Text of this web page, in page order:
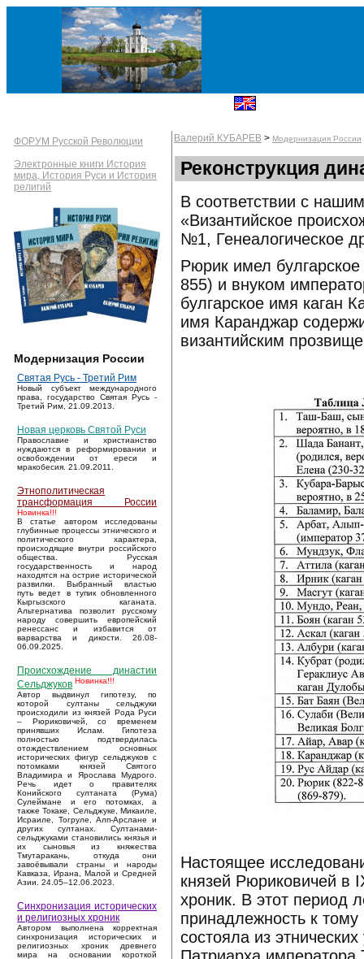
ФОРУМ Русской Революции
Электронные книги История
мира, История Руси и История
религий
Модернизация России
Святая Русь - Третий Рим
Новый субъект международного
права, государство Святая Русь -
Третий Рим, 21.09.2013.
Новая церковь Святой Руси
Православие и христианство
нуждаются в реформировании и
освобождении от ереси и
мракобесия. 21.09.2011.
Этнополитическая
трансформация России
Новинка!!!
В статье автором исследованы
глубинные процессы этнического и
политического характера,
происходящие внутри российского
общества. Русская
государственность и народ
находятся на острие исторической
развилки. Выбранный властью
путь ведет в тупик обновленного
Кыргызского каганата.
Альтернатива позволит русскому
народу совершить европейский
ренессанс и избавится от
варварства и дикости. 26.08-
06.09.2025.
Происхождение династии
Сельджуков Новинка!!!
Автор выдвинул гипотезу, по
которой султаны сельджуки
происходили из князей Рода Руси
– Рюриковичей, со временем
принявших Ислам. Гипотеза
полностью подтвердилась
отождествлением основных
исторических фигур сельджуков с
потомками князей Святого
Владимира и Ярослава Мудрого.
Речь идет о правителях
Конийского султаната (Рума)
Сулеймане и его потомках, а
также Токаке, Сельджуке, Микаиле,
Исраиле, Тогруле, Алп-Арслане и
других султанах. Султанами-
сельджуками становились князья и
их сыновья из княжества
Тмутаракань, откуда они
завоёвывали страны и народы
Кавказа, Ирана, Малой и Средней
Азии. 24.05–12.06.2023.
Синхронизация исторических
и религиозных хроник
Автором выполнена корректная
синхронизация исторических и
религиозных хроник древнего
мира на основании короткой
Валерий КУБАРЕВ > Модернизация России
Реконструкция
В соответствии с
«Византийское
№1, Генеалогическое
Рюрик имел
855) и внуком
булгарское имя каган
имя Каранджар
византийским
Настоящее
князей Рюриковичей в
хроник. В этот период
принадлежность к
состояла из